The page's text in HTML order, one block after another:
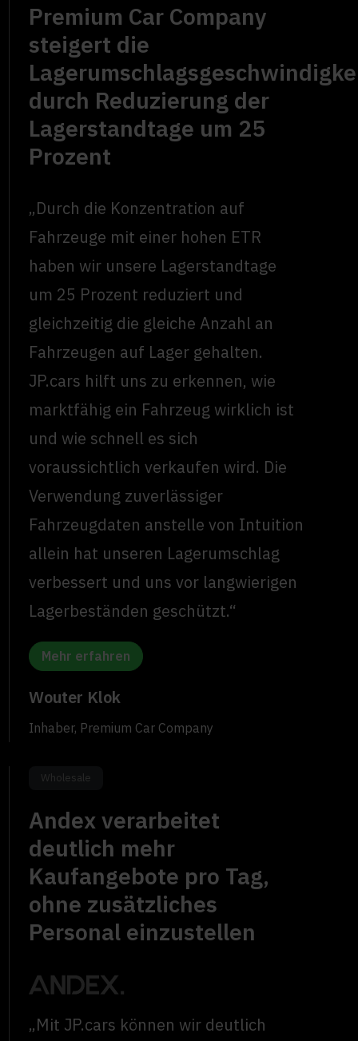
Premium Car Company
steigert die
durch Reduzierung der
Lagerstandtage um 25
Prozent
„Durch die Konzentration auf
Fahrzeuge mit einer hohen ETR
haben wir unsere Lagerstandtage
um 25 Prozent reduziert und
gleichzeitig die gleiche Anzahl an
Fahrzeugen auf Lager gehalten.
JP.cars hilft uns zu erkennen, wie
marktfähig ein Fahrzeug wirklich ist
und wie schnell es sich
voraussichtlich verkaufen wird. Die
Verwendung zuverlässiger
Fahrzeugdaten anstelle von Intuition
allein hat unseren Lagerumschlag
verbessert und uns vor langwierigen
Lagerbeständen geschützt.“
Mehr erfahren
Wouter Klok
Inhaber, Premium Car Company
Wholesale
Andex verarbeitet
deutlich mehr
Kaufangebote pro Tag,
ohne zusätzliches
Personal einzustellen
„Mit JP.cars können wir deutlich